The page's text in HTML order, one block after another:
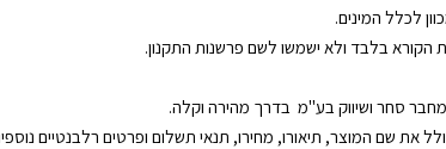
לכלל המינים.
הקורא בלבד ולא ישמשו לשם פרשנות התקנון.
סחר ושיווק בע"מ בדרך מהירה וקלה.
את שם המוצר, תיאורו, מחירו, תנאי תשלום ופרטים רלבנטיים